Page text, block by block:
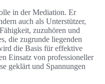
in der Mediation. Er
auch als Unterstützer,
zuzuhören und
die zugrunde liegenden
die Basis für effektive
Einsatz von professioneller
geklärt und Spannungen